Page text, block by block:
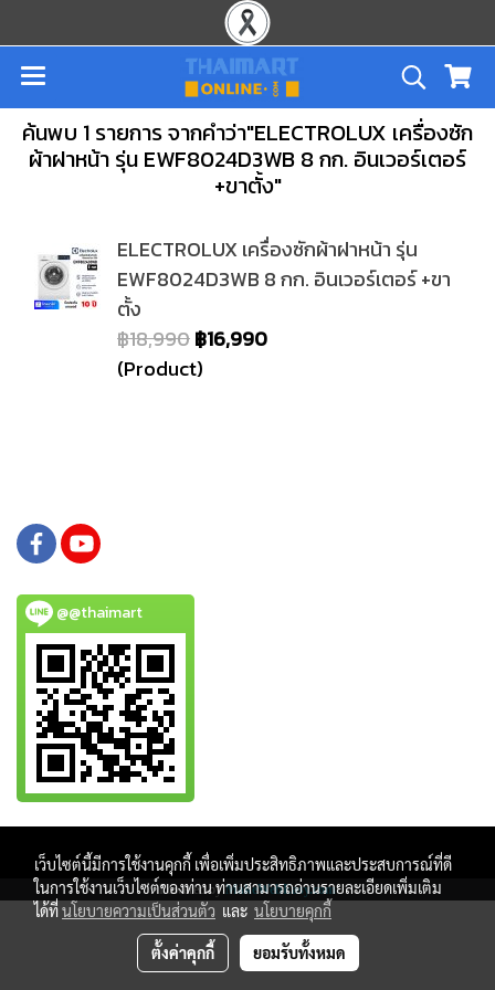
ค้นพบ 1 รายการ จากคำว่า"ELECTROLUX เครื่องซัก
ผ้าฝาหน้า รุ่น EWF8024D3WB 8 กก. อินเวอร์เตอร์
+ขาตั้ง"
ELECTROLUX เครื่องซักผ้าฝาหน้า รุ่น
EWF8024D3WB 8 กก. อินเวอร์เตอร์ +ขา
ตั้ง
฿18,990฿16,990
(Product)
@@thaimart
Copy right by www.thaimartonline.com
Powered byMakeWebEasy.com
เว็บไซต์นี้มีการใช้งานคุกกี้ เพื่อเพิ่มประสิทธิภาพและประสบการณ์ที่ดี
ในการใช้งานเว็บไซต์ของท่าน ท่านสามารถอ่านรายละเอียดเพิ่มเติม
ได้ที่นโยบายความเป็นส่วนตัว และ นโยบายคุกกี้
ตั้งค่าคุกกี้ ยอมรับทั้งหมด